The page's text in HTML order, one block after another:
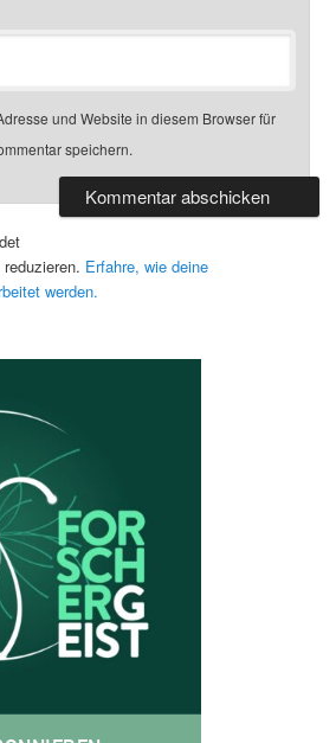
und Website in diesem Browser für
speichern.
Erfahre, wie deine
werden.